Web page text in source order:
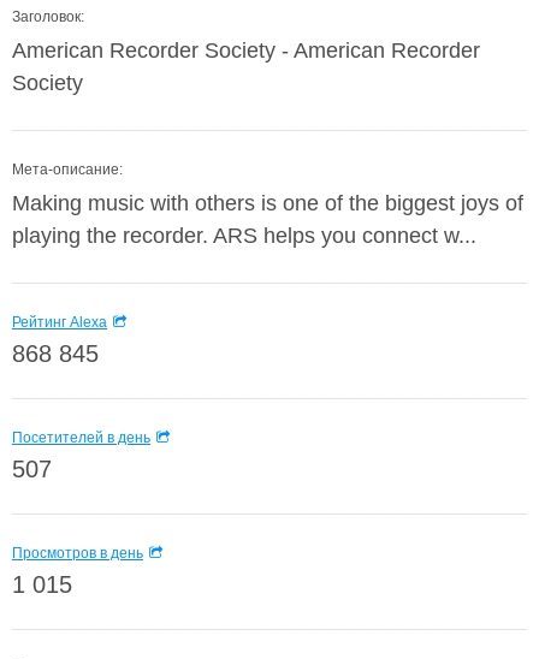
Заголовок:
American Recorder Society - American Recorder
Society
Мета-описание:
Making music with others is one of the biggest joys of
playing the recorder. ARS helps you connect w...
Рейтинг Alexa
868 845
Посетителей в день
507
Просмотров в день
1 015